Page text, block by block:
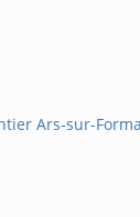
Ars-sur-